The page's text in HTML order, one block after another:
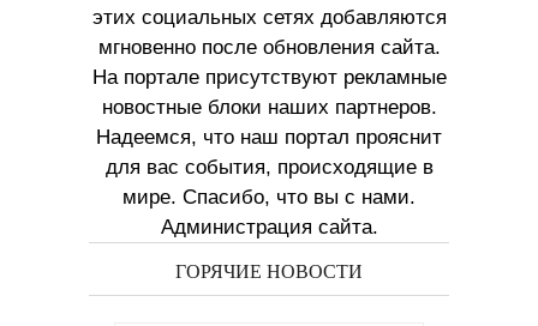
этих социальных сетях добавляются
мгновенно после обновления сайта.
На портале присутствуют рекламные
новостные блоки наших партнеров.
Надеемся, что наш портал прояснит
для вас события, происходящие в
мире. Спасибо, что вы с нами.
Администрация сайта.
ГОРЯЧИЕ НОВОСТИ